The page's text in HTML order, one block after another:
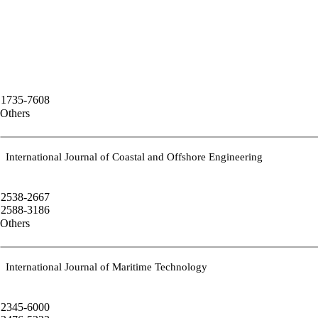
1735-7608
Others
International Journal of Coastal and Offshore Engineering
2538-2667
2588-3186
Others
International Journal of Maritime Technology
2345-6000